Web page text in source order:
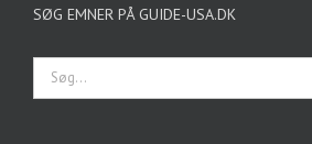
SØG EMNER PÅ GUIDE-USA.DK
Søg
efter: